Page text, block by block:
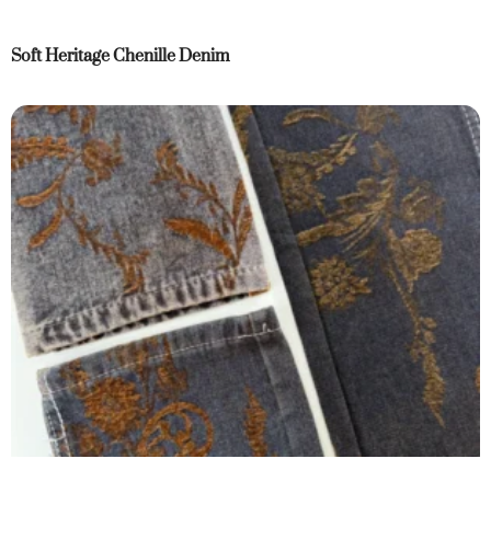
Soft Heritage Chenille Denim